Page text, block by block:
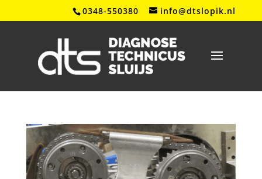
0348-550380 info@dtslopik.nl